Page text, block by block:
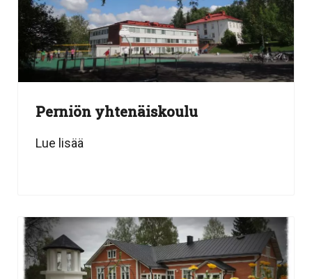
Perniön yhtenäiskoulu
Lue lisää